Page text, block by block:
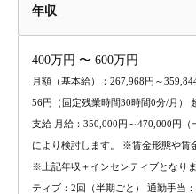
年収
400万円 〜 600万円
月額（基本給）：267,968円～
56円（固定残業時間30時間0分/月）
支給 月給：350,000円～470,000円
により検討します。 ※賃金形態や賃
※上記年収＋インセンティブとなり
ティブ：2回（半期ごと） 通勤手当